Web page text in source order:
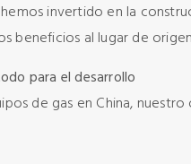
invertido en la
beneficios al lugar de
para el desarrollo
de gas en China,